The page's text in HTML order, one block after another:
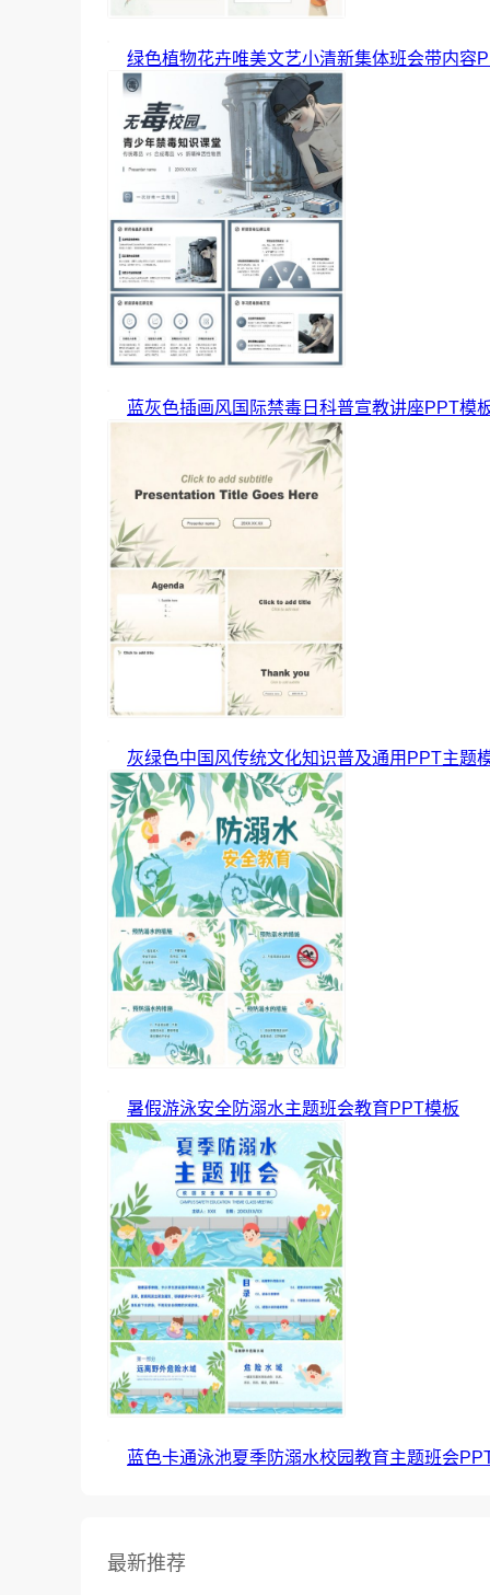
绿色植物花卉唯美文艺小清新集体班会带内容
蓝灰色插画风国际禁毒日科普宣教讲座PPT模
灰绿色中国风传统文化知识普及通用PPT主题
暑假游泳安全防溺水主题班会教育PPT模板
蓝色卡通泳池夏季防溺水校园教育主题班会
最新推荐